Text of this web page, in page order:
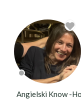
Angielski Know -